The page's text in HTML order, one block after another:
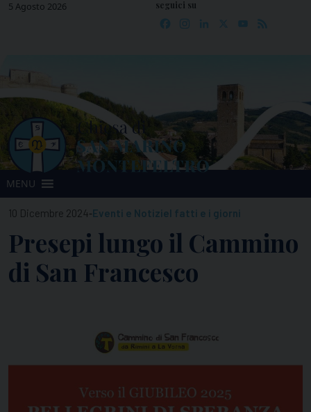
Skip5 Agosto 2026 seguici su
Facebook
Instagram
LinkedIn YouTube
MENU
10 Dicembre 2024-Eventi e NotizieI fatti e i giorni
Presepi lungo il Cammino
di San Francesco